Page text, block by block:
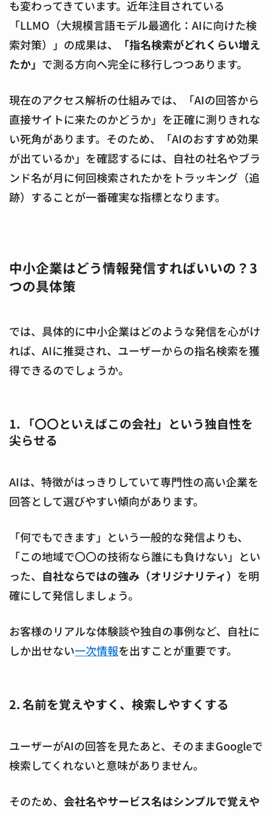
も変わってきています。近年注目されている
「LLMO（大規模言語モデル最適化：AIに向けた検
索対策）」の成果は、
「指名検索がどれくらい増え
たか」 で測る方向へ完全に移行しつつあります。
現在のアクセス解析の仕組みでは、「AIの回答から
直接サイトに来たのかどうか」を正確に測りきれな
い死角があります。そのため、「AIのおすすめ効果
が出ているか」を確認するには、自社の社名やブラ
ンド名が月に何回検索されたかをトラッキング（追
跡）することが一番確実な指標となります。
中小企業はどう情報発信すればいいの？3
つの具体策
では、具体的に中小企業はどのような発信を心がけ
れば、AIに推奨され、ユーザーからの指名検索を獲
得できるのでしょうか。
1. 「〇〇といえばこの会社」という独自性を
尖らせる
AIは、特徴がはっきりしていて専門性の高い企業を
回答として選びやすい傾向があります。
「何でもできます」という一般的な発信よりも、
「この地域で〇〇の技術なら誰にも負けない」とい
った、 自社ならではの強み（オリジナリティ） を明
確にして発信しましょう。
お客様のリアルな体験談や独自の事例など、自社に
しか出せない一次情報を出すことが重要です。
2. 名前を覚えやすく、検索しやすくする
ユーザーがAIの回答を見たあと、そのままGoogleで
検索してくれないと意味がありません。
そのため、 会社名やサービス名はシンプルで覚えや